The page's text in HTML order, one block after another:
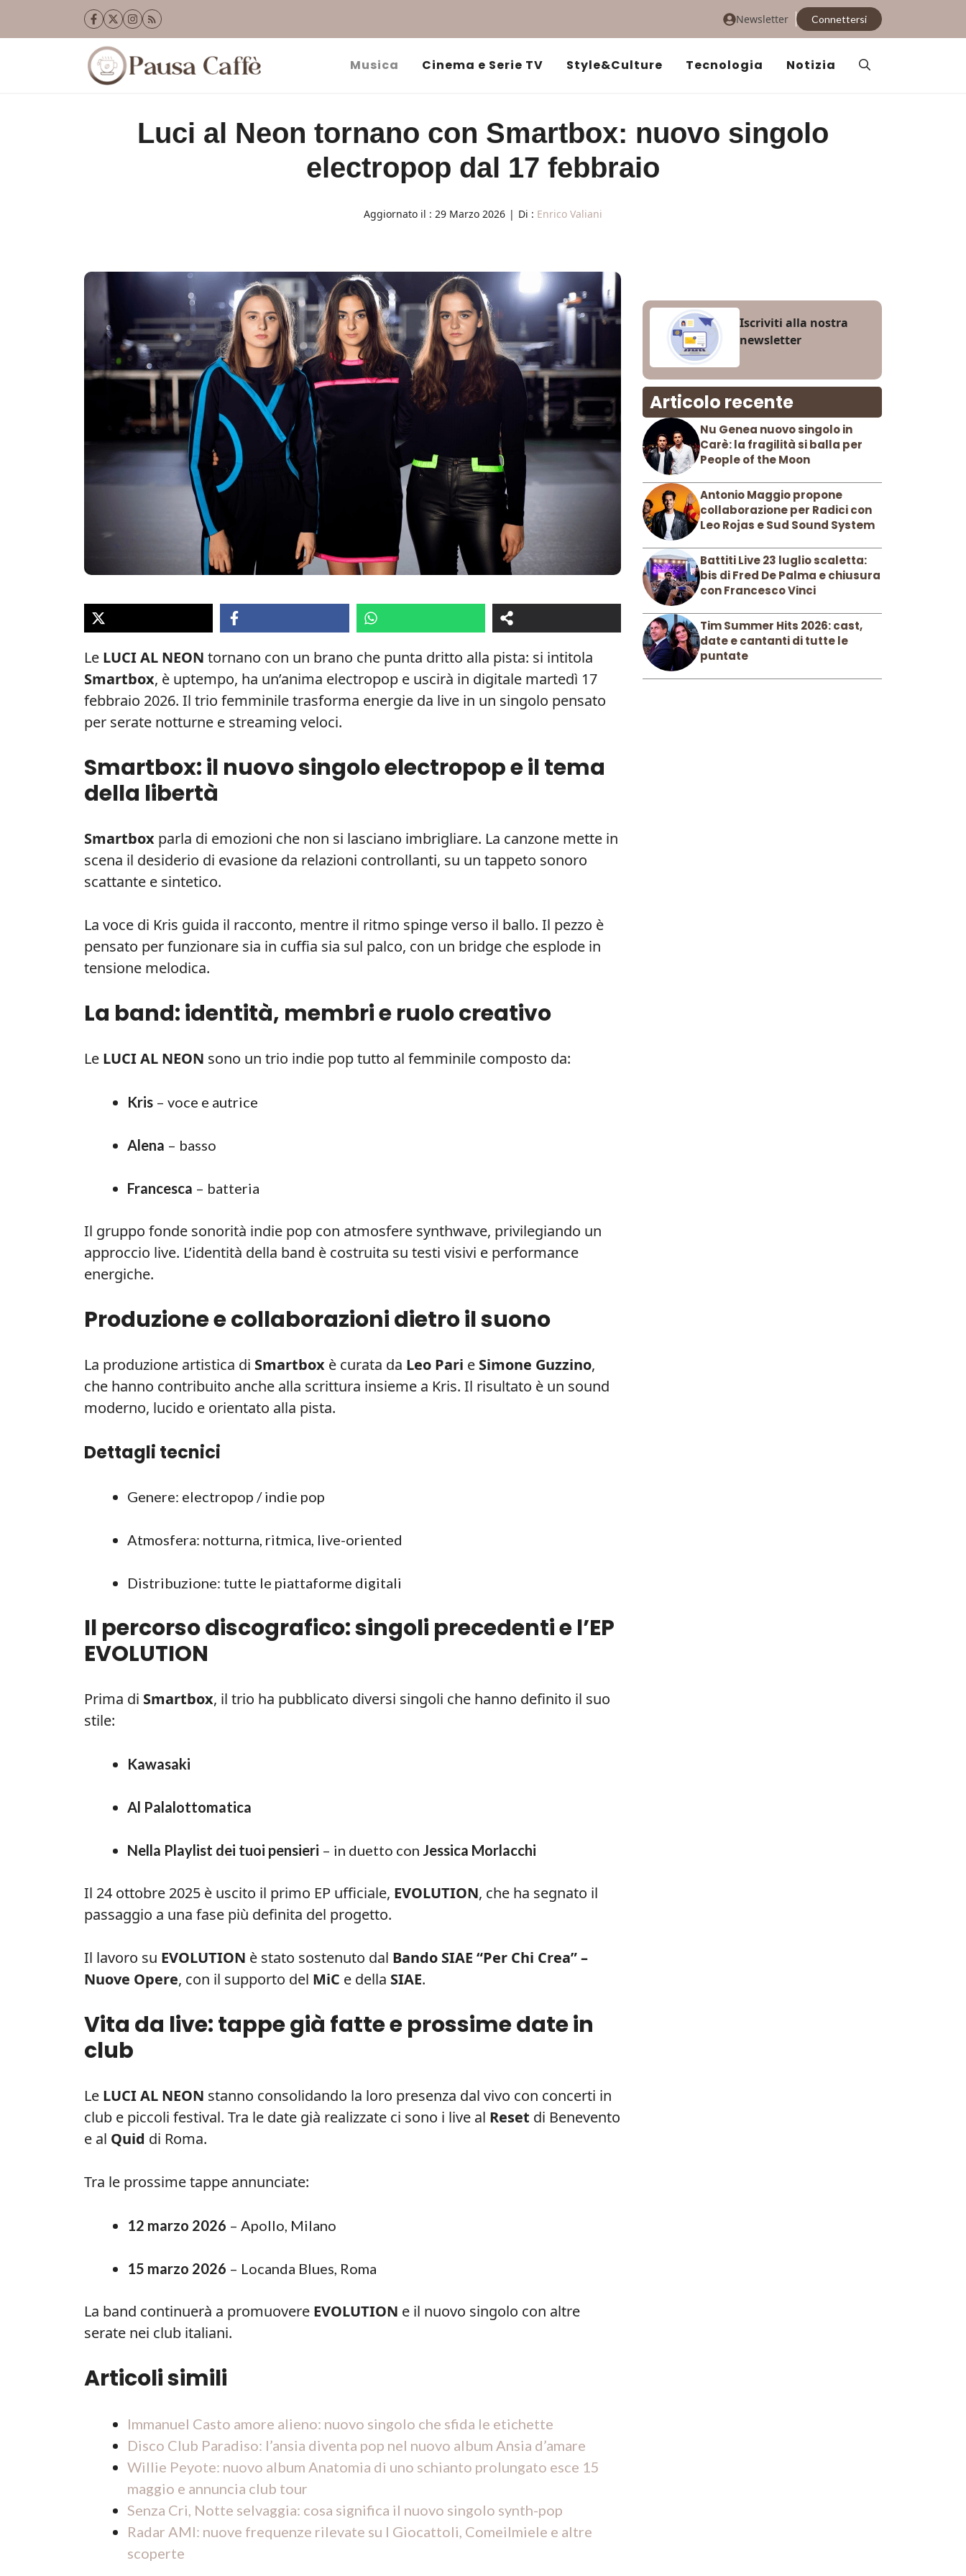
Newsletter Connettersi
Musica Cinema e Serie TV Style&Culture Tecnologia Notizia
Luci al Neon tornano con Smartbox: nuovo singolo
electropop dal 17 febbraio
Aggiornato il : 29 Marzo 2026 | Di : Enrico Valiani
Le LUCI AL NEON tornano con un brano che punta dritto alla pista: si intitola
Smartbox, è uptempo, ha un’anima electropop e uscirà in digitale martedì 17
febbraio 2026. Il trio femminile trasforma energie da live in un singolo pensato
per serate notturne e streaming veloci.
Smartbox: il nuovo singolo electropop e il tema
della libertà
Smartbox parla di emozioni che non si lasciano imbrigliare. La canzone mette in
scena il desiderio di evasione da relazioni controllanti, su un tappeto sonoro
scattante e sintetico.
La voce di Kris guida il racconto, mentre il ritmo spinge verso il ballo. Il pezzo è
pensato per funzionare sia in cuffia sia sul palco, con un bridge che esplode in
tensione melodica.
La band: identità, membri e ruolo creativo
Le LUCI AL NEON sono un trio indie pop tutto al femminile composto da:
Kris – voce e autrice
Alena – basso
Francesca – batteria
Il gruppo fonde sonorità indie pop con atmosfere synthwave, privilegiando un
approccio live. L’identità della band è costruita su testi visivi e performance
energiche.
Produzione e collaborazioni dietro il suono
La produzione artistica di Smartbox è curata da Leo Pari e Simone Guzzino,
che hanno contribuito anche alla scrittura insieme a Kris. Il risultato è un sound
moderno, lucido e orientato alla pista.
Dettagli tecnici
Genere: electropop / indie pop
Atmosfera: notturna, ritmica, live-oriented
Distribuzione: tutte le piattaforme digitali
Il percorso discografico: singoli precedenti e l’EP
EVOLUTION
Prima di Smartbox, il trio ha pubblicato diversi singoli che hanno definito il suo
stile:
Kawasaki
Al Palalottomatica
Nella Playlist dei tuoi pensieri – in duetto con Jessica Morlacchi
Il 24 ottobre 2025 è uscito il primo EP ufficiale, EVOLUTION, che ha segnato il
passaggio a una fase più definita del progetto.
Il lavoro su EVOLUTION è stato sostenuto dal Bando SIAE “Per Chi Crea” –
Nuove Opere, con il supporto del MiC e della SIAE.
Vita da live: tappe già fatte e prossime date in
club
Le LUCI AL NEON stanno consolidando la loro presenza dal vivo con concerti in
club e piccoli festival. Tra le date già realizzate ci sono i live al Reset di Benevento
e al Quid di Roma.
Tra le prossime tappe annunciate:
12 marzo 2026 – Apollo, Milano
15 marzo 2026 – Locanda Blues, Roma
La band continuerà a promuovere EVOLUTION e il nuovo singolo con altre
serate nei club italiani.
Articoli simili
Immanuel Casto amore alieno: nuovo singolo che sfida le etichette
Disco Club Paradiso: l’ansia diventa pop nel nuovo album Ansia d’amare
Willie Peyote: nuovo album Anatomia di uno schianto prolungato esce 15
maggio e annuncia club tour
Senza Cri, Notte selvaggia: cosa significa il nuovo singolo synth-pop
Radar AMI: nuove frequenze rilevate su I Giocattoli, Comeilmiele e altre
scoperte
Iscriviti alla nostra
newsletter
Articolo recente
Nu Genea nuovo singolo in
Carè: la fragilità si balla per
People of the Moon
Antonio Maggio propone
collaborazione per Radici con
Leo Rojas e Sud Sound System
Battiti Live 23 luglio scaletta:
bis di Fred De Palma e chiusura
con Francesco Vinci
Tim Summer Hits 2026: cast,
date e cantanti di tutte le
puntate